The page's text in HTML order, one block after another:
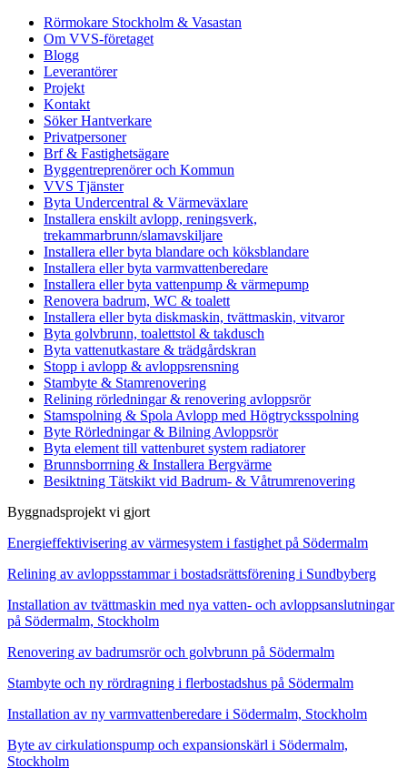
Rörmokare Stockholm & Vasastan
Om VVS-företaget
Blogg
Leverantörer
Projekt
Kontakt
Söker Hantverkare
Privatpersoner
Brf & Fastighetsägare
Byggentreprenörer och Kommun
VVS Tjänster
Byta Undercentral & Värmeväxlare
Installera enskilt avlopp, reningsverk,
trekammarbrunn/slamavskiljare
Installera eller byta blandare och köksblandare
Installera eller byta varmvattenberedare
Installera eller byta vattenpump & värmepump
Renovera badrum, WC & toalett
Installera eller byta diskmaskin, tvättmaskin, vitvaror
Byta golvbrunn, toalettstol & takdusch
Byta vattenutkastare & trädgårdskran
Stopp i avlopp & avloppsrensning
Stambyte & Stamrenovering
Relining rörledningar & renovering avloppsrör
Stamspolning & Spola Avlopp med Högtrycksspolning
Byte Rörledningar & Bilning Avloppsrör
Byta element till vattenburet system radiatorer
Brunnsborrning & Installera Bergvärme
Besiktning Tätskikt vid Badrum- & Våtrumrenovering
Byggnadsprojekt vi gjort
Energieffektivisering av värmesystem i fastighet på Södermalm
Relining av avloppsstammar i bostadsrättsförening i Sundbyberg
Installation av tvättmaskin med nya vatten- och avloppsanslutningar
på Södermalm, Stockholm
Renovering av badrumsrör och golvbrunn på Södermalm
Stambyte och ny rördragning i flerbostadshus på Södermalm
Installation av ny varmvattenberedare i Södermalm, Stockholm
Byte av cirkulationspump och expansionskärl i Södermalm,
Stockholm